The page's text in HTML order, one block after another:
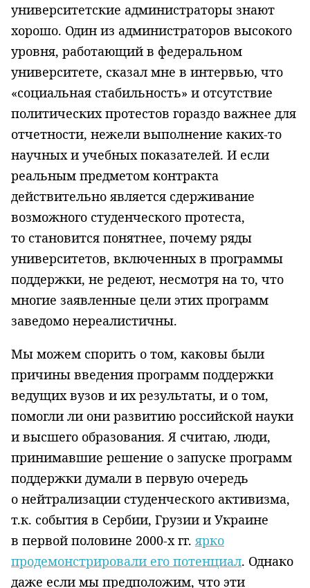
университетские администраторы знают
хорошо. Один из администраторов высокого
уровня, работающий в федеральном
университете, сказал мне в интервью, что
«социальная стабильность» и отсутствие
политических протестов гораздо важнее для
отчетности, нежели выполнение каких-то
научных и учебных показателей. И если
реальным предметом контракта
действительно является сдерживание
возможного студенческого протеста,
то становится понятнее, почему ряды
университетов, включенных в программы
поддержки, не редеют, несмотря на то, что
многие заявленные цели этих программ
заведомо нереалистичны.
Мы можем спорить о том, каковы были
причины введения программ поддержки
ведущих вузов и их результаты, и о том,
помогли ли они развитию российской науки
и высшего образования. Я считаю, люди,
принимавшие решение о запуске программ
поддержки думали в первую очередь
о нейтрализации студенческого активизма,
т.к. события в Сербии, Грузии и Украине
в первой половине 2000-х гг. ярко
продемонстрировали его потенциал. Однако
даже если мы предположим, что эти